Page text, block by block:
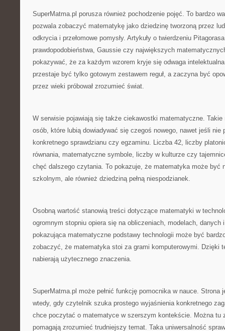
SuperMatma.pl porusza również pochodzenie pojęć. To bardzo
pozwala zobaczyć matematykę jako dziedzinę tworzoną przez
odkrycia i przełomowe pomysły. Artykuły o twierdzeniu
prawdopodobieństwa, Gaussie czy największych
pokazywać, że za każdym wzorem kryje się odwaga
przestaje być tylko gotowym zestawem reguł, a zaczyna być
przez wieki próbował zrozumieć świat.
W serwisie pojawiają się także ciekawostki matematyczne. Takie
osób, które lubią dowiadywać się czegoś nowego, nawet jeśli nie
konkretnego sprawdzianu czy egzaminu. Liczba 42, liczby
równania, matematyczne symbole, liczby w kulturze czy
chęć dalszego czytania. To pokazuje, że matematyka może być
szkolnym, ale również dziedziną pełną niespodzianek.
Osobną wartość stanowią treści dotyczące matematyki w
ogromnym stopniu opiera się na obliczeniach, modelach, danych
pokazująca matematyczne podstawy technologii może być
zobaczyć, że matematyka stoi za grami komputerowymi. Dzięki
nabierają użytecznego znaczenia.
SuperMatma.pl może pełnić funkcję pomocnika w nauce. Strona
wtedy, gdy czytelnik szuka prostego wyjaśnienia konkretnego
chce poczytać o matematyce w szerszym kontekście. Można tu
pomagają zrozumieć trudniejszy temat. Taka uniwersalność